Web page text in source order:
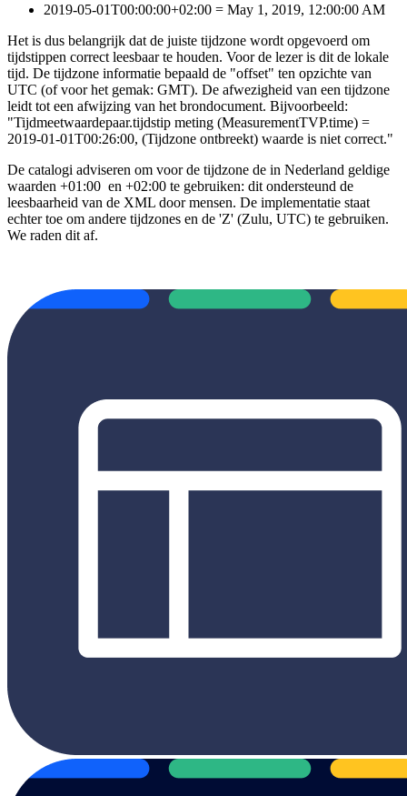
2019-05-01T00:00:00+02:00 = May 1, 2019, 12:00:00 AM
Het is dus belangrijk dat de juiste tijdzone wordt opgevoerd om
tijdstippen correct leesbaar te houden. Voor de lezer is dit de lokale
tijd. De tijdzone informatie bepaald de "offset" ten opzichte van
UTC (of voor het gemak: GMT). De afwezigheid van een tijdzone
leidt tot een afwijzing van het brondocument. Bijvoorbeeld:
"Tijdmeetwaardepaar.tijdstip meting (MeasurementTVP.time) =
2019-01-01T00:26:00, (Tijdzone ontbreekt) waarde is niet correct."
De catalogi adviseren om voor de tijdzone de in Nederland geldige
waarden +01:00 en +02:00 te gebruiken: dit ondersteund de
leesbaarheid van de XML door mensen. De implementatie staat
echter toe om andere tijdzones en de 'Z' (Zulu, UTC) te gebruiken.
We raden dit af.